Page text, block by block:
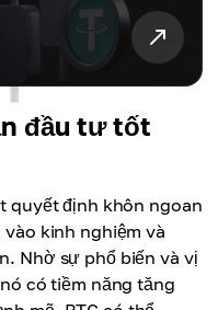
đầu tư tốt
quyết định khôn ngoan
kinh nghiệm và
Nhờ sự phổ biến và vị
có tiềm năng tăng